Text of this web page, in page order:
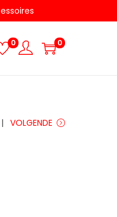
0 0
VOLGENDE